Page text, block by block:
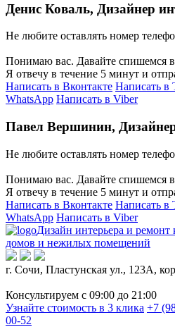
Денис Коваль, Дизайнер
Не любите оставлять номер
Понимаю вас. Давайте спишемся
Я отвечу в течение 5 минут и
Написать в Вконтакте Написать в
WhatsApp Написать в Viber
Павел Вершинин,
Не любите оставлять номер
Понимаю вас. Давайте спишемся
Я отвечу в течение 5 минут и
Написать в Вконтакте Написать в
WhatsApp Написать в Viber
Дизайн интерьера и ремонт
домов и нежилых помещений
г. Сочи, Пластунская ул., 123А,
Консультируем с 09:00 до 21:00
Узнайте стоимость в 3 клика +7
00-52